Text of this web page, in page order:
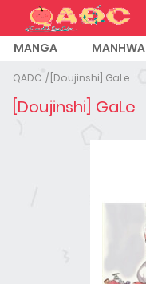
MANGA MANHWA
QADC [Doujinshi] GaLe
[Doujinshi] GaLe